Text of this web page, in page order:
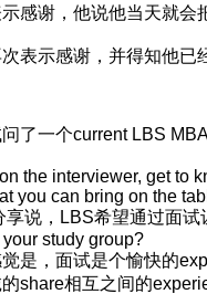
感谢，他说他当天就
表示感谢，并得知他已
了一个current LBS
the interviewer, get to
you can bring on the
享说，LBS希望通过面
study group?
是，面试是个愉快的
share相互之间的